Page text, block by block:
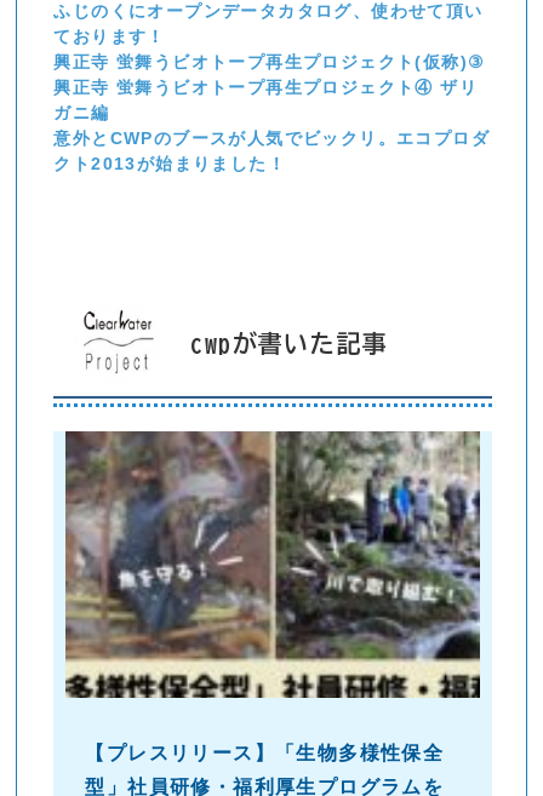
ふじのくにオープンデータカタログ、使わせて頂い
ております！
興正寺 蛍舞うビオトープ再生プロジェクト(仮称)③
興正寺 蛍舞うビオトープ再生プロジェクト④ ザリ
ガニ編
意外とCWPのブースが人気でビックリ。エコプロダ
クト2013が始まりました！
cwpが書いた記事
【プレスリリース】「生物多様性保全
型」社員研修・福利厚生プログラムを